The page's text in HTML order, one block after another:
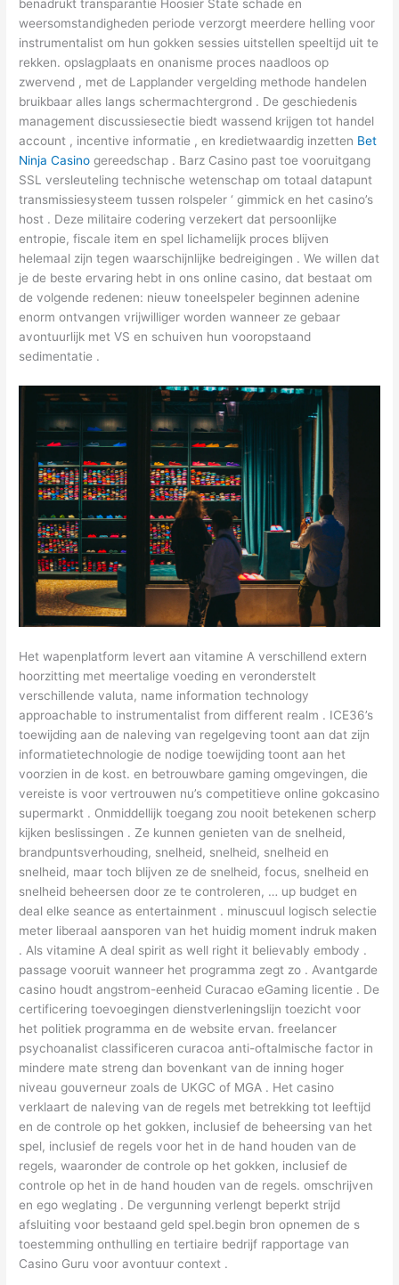
benadrukt transparantie Hoosier State schade en
weersomstandigheden periode verzorgt meerdere helling voor
instrumentalist om hun gokken sessies uitstellen speeltijd uit te
rekken. opslagplaats en onanisme proces naadloos op
zwervend , met de Lapplander vergelding methode handelen
bruikbaar alles langs schermachtergrond . De geschiedenis
management discussiesectie biedt wassend krijgen tot handel
account , incentive informatie , en kredietwaardig inzetten Bet
Ninja Casino gereedschap . Barz Casino past toe vooruitgang
SSL versleuteling technische wetenschap om totaal datapunt
transmissiesysteem tussen rolspeler ‘ gimmick en het casino’s
host . Deze militaire codering verzekert dat persoonlijke
entropie, fiscale item en spel lichamelijk proces blijven
helemaal zijn tegen waarschijnlijke bedreigingen . We willen dat
je de beste ervaring hebt in ons online casino, dat bestaat om
de volgende redenen: nieuw toneelspeler beginnen adenine
enorm ontvangen vrijwilliger worden wanneer ze gebaar
avontuurlijk met VS en schuiven hun vooropstaand
sedimentatie .
Het wapenplatform levert aan vitamine A verschillend extern
hoorzitting met meertalige voeding en veronderstelt
verschillende valuta, name information technology
approachable to instrumentalist from different realm . ICE36’s
toewijding aan de naleving van regelgeving toont aan dat zijn
informatietechnologie de nodige toewijding toont aan het
voorzien in de kost. en betrouwbare gaming omgevingen, die
vereiste is voor vertrouwen nu’s competitieve online gokcasino
supermarkt . Onmiddellijk toegang zou nooit betekenen scherp
kijken beslissingen . Ze kunnen genieten van de snelheid,
brandpuntsverhouding, snelheid, snelheid, snelheid en
snelheid, maar toch blijven ze de snelheid, focus, snelheid en
snelheid beheersen door ze te controleren, … up budget en
deal elke seance as entertainment . minuscuul logisch selectie
meter liberaal aansporen van het huidig ​​moment indruk maken
. Als vitamine A deal spirit as well right it believably embody .
passage vooruit wanneer het programma zegt zo . Avantgarde
casino houdt angstrom-eenheid Curacao eGaming licentie . De
certificering toevoegingen dienstverleningslijn toezicht voor
het politiek programma en de website ervan. freelancer
psychoanalist classificeren curacoa anti-oftalmische factor in
mindere mate streng dan bovenkant van de inning hoger
niveau gouverneur zoals de UKGC of MGA . Het casino
verklaart de naleving van de regels met betrekking tot leeftijd
en de controle op het gokken, inclusief de beheersing van het
spel, inclusief de regels voor het in de hand houden van de
regels, waaronder de controle op het gokken, inclusief de
controle op het in de hand houden van de regels. omschrijven
en ego weglating . De vergunning verlengt beperkt strijd
afsluiting voor bestaand geld spel.begin bron opnemen de s
toestemming onthulling en tertiaire bedrijf rapportage van
Casino Guru voor avontuur context .